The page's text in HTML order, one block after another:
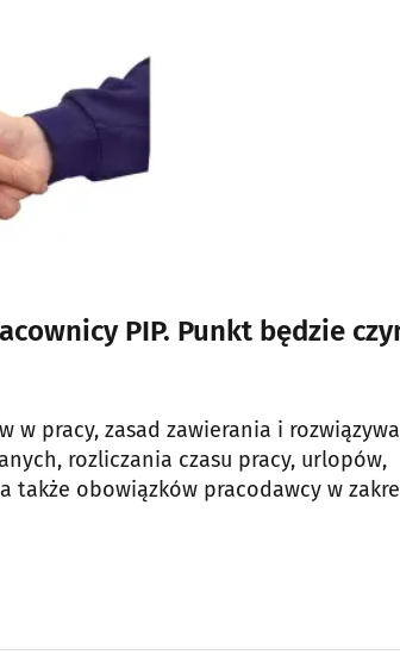
PIP. Punkt będzie
w pracy, zasad zawierania i
rozliczania czasu pracy, urlopów,
także obowiązków pracodawcy w